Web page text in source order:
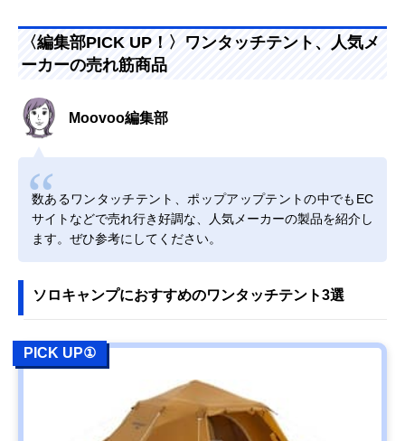
〈編集部PICK UP！〉ワンタッチテント、人気メ
ーカーの売れ筋商品
Moovoo編集部
数あるワンタッチテント、ポップアップテントの中でもEC
サイトなどで売れ行き好調な、人気メーカーの製品を紹介し
ます。ぜひ参考にしてください。
ソロキャンプにおすすめのワンタッチテント3選
PICK UP①